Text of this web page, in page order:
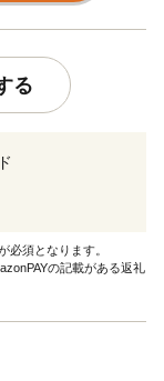
る
必須となります。
の記載がある返礼